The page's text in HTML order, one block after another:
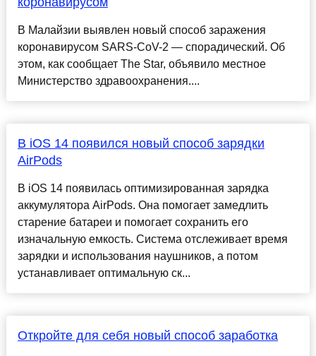
В Малайзии выявлен новый способ заражения
коронавирусом SARS-CoV-2 — спорадический. Об
этом, как сообщает The Star, объявило местное
Министерство здравоохранения....
В iOS 14 появился новый способ зарядки
AirPods
В iOS 14 появилась оптимизированная зарядка
аккумулятора AirPods. Она помогает замедлить
старение батареи и помогает сохранить его
изначальную емкость. Система отслеживает время
зарядки и использования наушников, а потом
устанавливает оптимальную ск...
Откройте для себя новый способ заработка